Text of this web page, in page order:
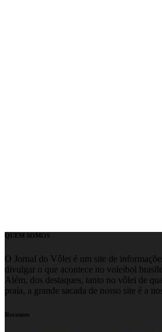
QUEM SOMOS
O Jornal do Vôlei é um site de
divulgar o que acontece no voleibol
Além, dos destaques, tanto no vôlei de
praia, a grande sacada de nosso site é a
Recentes